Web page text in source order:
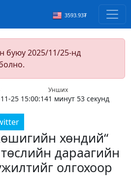
3593.93₮
буюу 2025/11/25-нд
25 15:00:14
Унших
1 минут 53 секунд
хөндий“
дараагийн
олгохоор